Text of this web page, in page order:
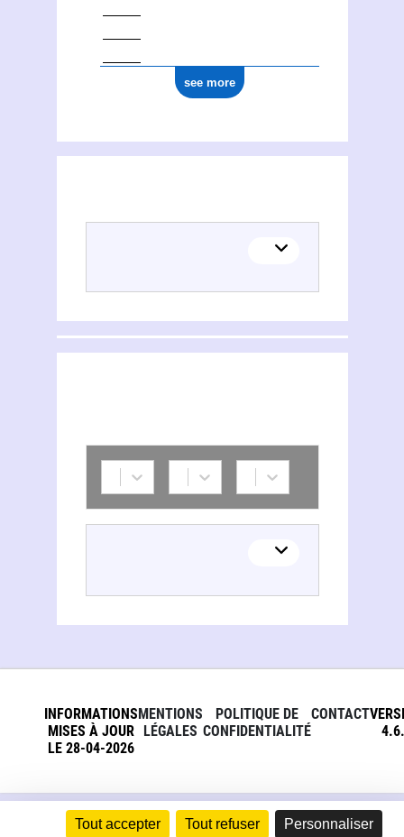
Tout accepter Tout refuser Personnaliser
see more
INFORMATIONS
MISES À JOUR
LE 28-04-2026
MENTIONS
LÉGALES
POLITIQUE DE
CONFIDENTIALITÉ
CONTACT